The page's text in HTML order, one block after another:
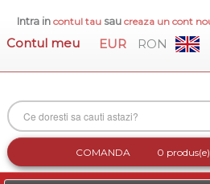
Intra in contul tausau creaza un cont
Contul meu EUR RON
COMANDA 0